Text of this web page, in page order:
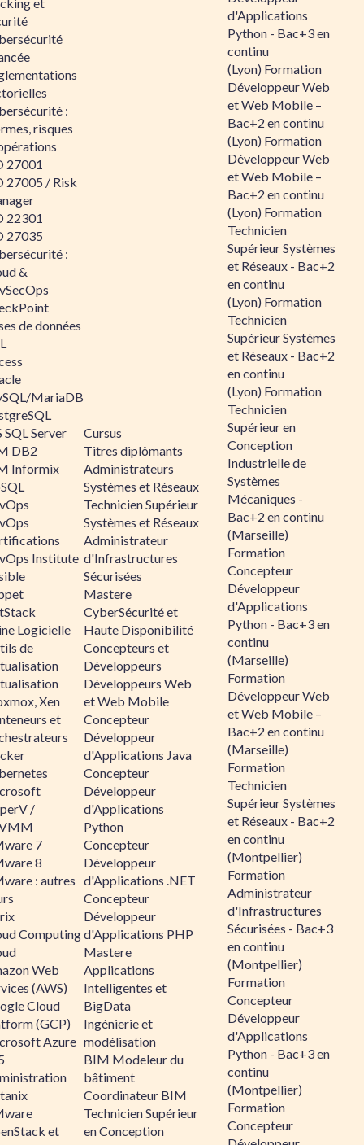
:
risques
27001
27005 / Risk
22301
27035
:
&
de données
MariaDB
SQL Server
DB2
Informix
Institute
Logicielle
de
Xen
et
/
7
8
: autres
Computing
Web
(AWS)
Cloud
(GCP)
Azure
et
Cursus
Titres diplômants
Administrateurs
Systèmes et Réseaux
Technicien Supérieur
Systèmes et Réseaux
Administrateur
d'Infrastructures
Sécurisées
Mastere
CyberSécurité et
Haute Disponibilité
Concepteurs et
Développeurs
Développeurs Web
et Web Mobile
Concepteur
Développeur
d'Applications Java
Concepteur
Développeur
d'Applications
Python
Concepteur
Développeur
d'Applications .NET
Concepteur
Développeur
d'Applications PHP
Mastere
Applications
Intelligentes et
BigData
Ingénierie et
modélisation
BIM Modeleur du
bâtiment
Coordinateur BIM
Technicien Supérieur
en Conception
d'Applications
Python - Bac+3 en
continu
(Lyon) Formation
Développeur Web
et Web Mobile –
Bac+2 en continu
(Lyon) Formation
Développeur Web
et Web Mobile –
Bac+2 en continu
(Lyon) Formation
Technicien
Supérieur Systèmes
et Réseaux - Bac+2
en continu
(Lyon) Formation
Technicien
Supérieur Systèmes
et Réseaux - Bac+2
en continu
(Lyon) Formation
Technicien
Supérieur en
Conception
Industrielle de
Systèmes
Mécaniques -
Bac+2 en continu
(Marseille)
Formation
Concepteur
Développeur
d'Applications
Python - Bac+3 en
continu
(Marseille)
Formation
Développeur Web
et Web Mobile –
Bac+2 en continu
(Marseille)
Formation
Technicien
Supérieur Systèmes
et Réseaux - Bac+2
en continu
(Montpellier)
Formation
Administrateur
d'Infrastructures
Sécurisées - Bac+3
en continu
(Montpellier)
Formation
Concepteur
Développeur
d'Applications
Python - Bac+3 en
continu
(Montpellier)
Formation
Concepteur